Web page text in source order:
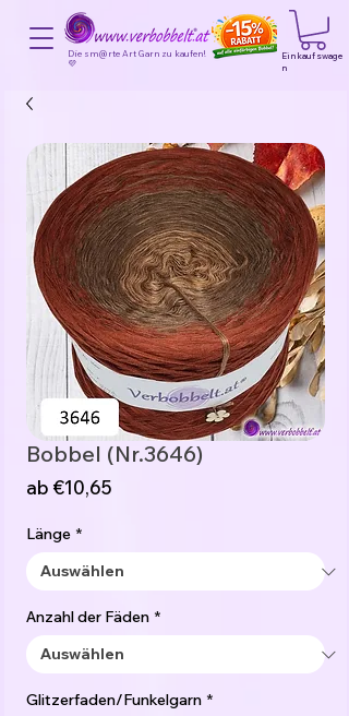
Die sm@rte Art Garn zu kaufen!
💜
Einkaufswage
n
Bobbel (Nr.3646)
ab €10,65
Länge *
Anzahl der Fäden *
Glitzerfaden/Funkelgarn *